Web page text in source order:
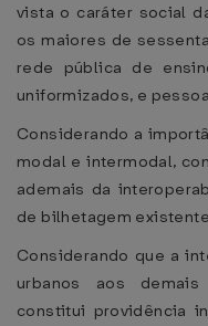
vista o caráter social
os maiores de
rede pública de
uniformizados, e
Considerando a
modal e intermodal,
ademais da
de bilhetagem
Considerando que a
urbanos aos
constitui providência